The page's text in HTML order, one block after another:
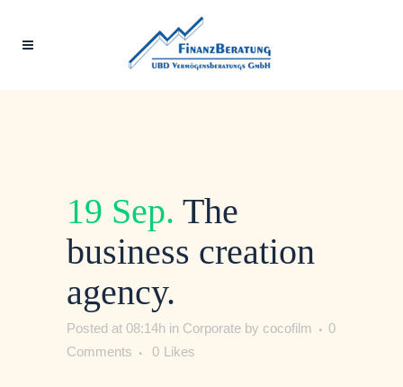
19 Sep. The
business creation
agency.
Posted at 08:14h in Corporate by cocofilm
0
Comments
0 Likes